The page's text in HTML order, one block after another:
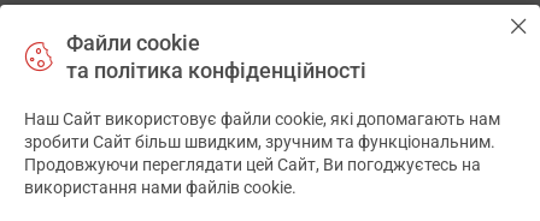
ПЕРЕД ЗАСТОСУВАННЯМ ПРЕПАРАТУ ПРОКОНСУЛЬТУЙТЕСЬ
ТОВ «АПТЕКА 911.ЮА» Код ЄДРПОУ 43631965.
Відмова від відповідальності
Файли cookie
та політика конфіденційності
Наш Сайт використовує файли cookie, які допомагають нам
зробити Сайт більш швидким, зручним та функціональним.
Продовжуючи переглядати цей Сайт, Ви погоджуєтесь на
використання нами файлів cookie.
✕